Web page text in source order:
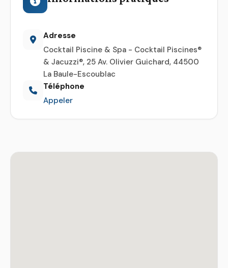
Adresse
Cocktail Piscine & Spa - Cocktail Piscines®
& Jacuzzi®, 25 Av. Olivier Guichard, 44500
La Baule-Escoublac
Téléphone
Appeler